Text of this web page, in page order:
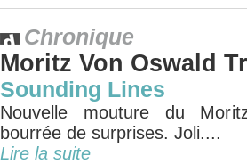
Chronique
Moritz Von Oswald
Sounding Lines
Nouvelle mouture du
bourrée de surprises. Joli....
Lire la suite